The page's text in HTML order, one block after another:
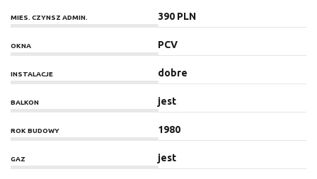
MIES. CZYNSZ ADMIN. 390 PLN
OKNA PCV
INSTALACJE dobre
BALKON jest
ROK BUDOWY 1980
GAZ jest